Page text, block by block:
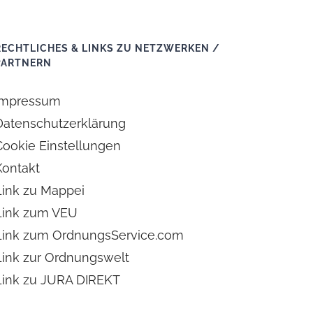
& LINKS ZU NETZWERKEN /
Einstellungen
zu Mappei
zum VEU
zum OrdnungsService.com
zur Ordnungswelt
zu JURA DIREKT